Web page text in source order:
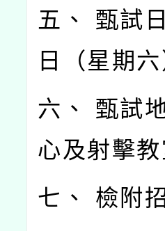
五、 甄試
日（星期六
六、 甄試
心及射擊教
七、 檢附